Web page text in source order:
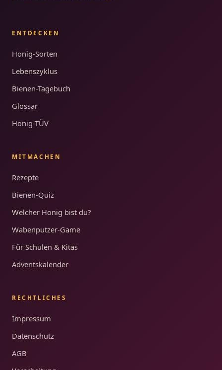
ENTDECKEN
Honig-Sorten
Lebenszyklus
Bienen-Tagebuch
Glossar
Honig-TÜV
MITMACHEN
Rezepte
Bienen-Quiz
Welcher Honig bist du?
Wabenputzer-Game
Für Schulen & Kitas
Adventskalender
RECHTLICHES
Impressum
Datenschutz
AGB